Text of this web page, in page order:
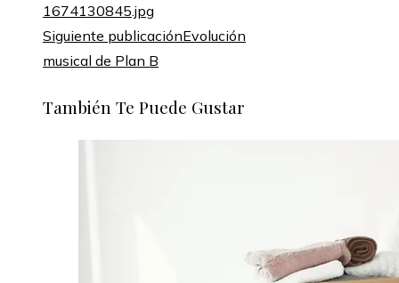
Siguiente publicaciónEvolución
musical de Plan B
También Te Puede Gustar